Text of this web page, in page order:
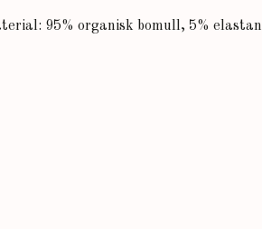
95% organisk bomull, 5% elastan